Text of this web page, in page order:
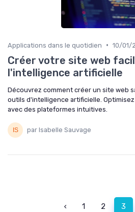
Applications dans le quotidien • 10/01/
Créer votre site web
l'intelligence artificielle
Découvrez comment créer un site web
outils d'intelligence artificielle.
avec des plateformes intuitives.
par Isabelle Sauvage
‹ 1 2 3